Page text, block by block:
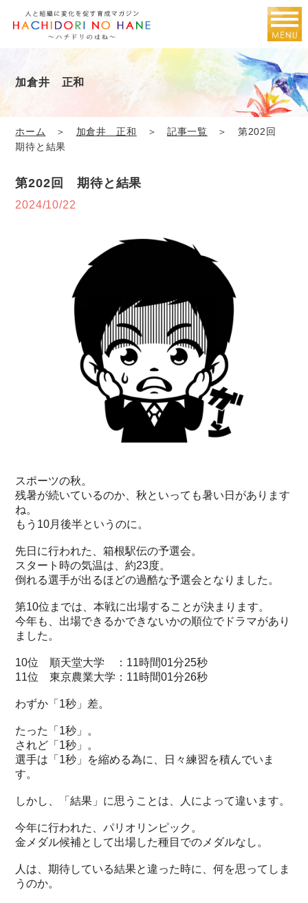
加倉井 正和
ホーム ＞ 加倉井 正和 ＞ 記事一覧 ＞ 第202回
期待と結果
第202回 期待と結果
2024/10/22
スポーツの秋。
残暑が続いているのか、秋といっても暑い日があります
ね。
もう10月後半というのに。
先日に行われた、箱根駅伝の予選会。
スタート時の気温は、約23度。
倒れる選手が出るほどの過酷な予選会となりました。
第10位までは、本戦に出場することが決まります。
今年も、出場できるかできないかの順位でドラマがあり
ました。
10位 順天堂大学 ：11時間01分25秒
11位 東京農業大学：11時間01分26秒
わずか「1秒」差。
たった「1秒」。
されど「1秒」。
選手は「1秒」を縮める為に、日々練習を積んでいま
す。
しかし、「結果」に思うことは、人によって違います。
今年に行われた、パリオリンピック。
金メダル候補として出場した種目でのメダルなし。
人は、期待している結果と違った時に、何を思ってしま
うのか。